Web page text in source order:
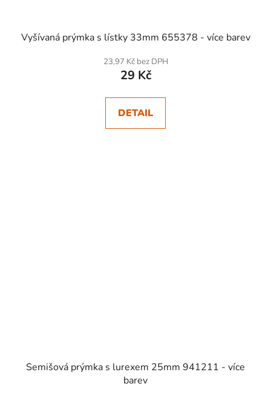
Vyšívaná prýmka s lístky 33mm 655378 - více barev
23,97 Kč bez DPH
29 Kč
DETAIL
Semišová prýmka s lurexem 25mm 941211 - více
barev